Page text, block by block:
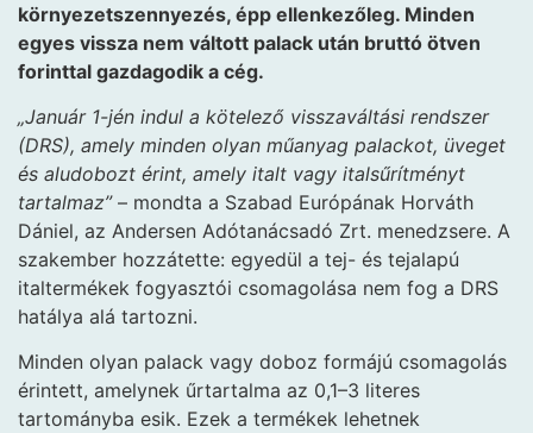
környezetszennyezés, épp ellenkezőleg. Minden
egyes vissza nem váltott palack után bruttó ötven
forinttal gazdagodik a cég.
„Január 1-jén indul a kötelező visszaváltási rendszer
(DRS), amely minden olyan műanyag palackot, üveget
és aludobozt érint, amely italt vagy italsűrítményt
tartalmaz”– mondta a Szabad Európának Horváth
Dániel, az Andersen Adótanácsadó Zrt. menedzsere. A
szakember hozzátette: egyedül a tej- és tejalapú
italtermékek fogyasztói csomagolása nem fog a DRS
hatálya alá tartozni.
Minden olyan palack vagy doboz formájú csomagolás
érintett, amelynek űrtartalma az 0,1–3 literes
tartományba esik. Ezek a termékek lehetnek